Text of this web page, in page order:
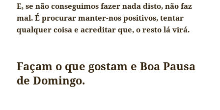
E, se não conseguimos fazer nada disto, não faz
mal. É procurar manter-nos positivos, tentar
qualquer coisa e acreditar que, o resto lá virá.
Façam o que gostam e Boa Pausa
de Domingo.